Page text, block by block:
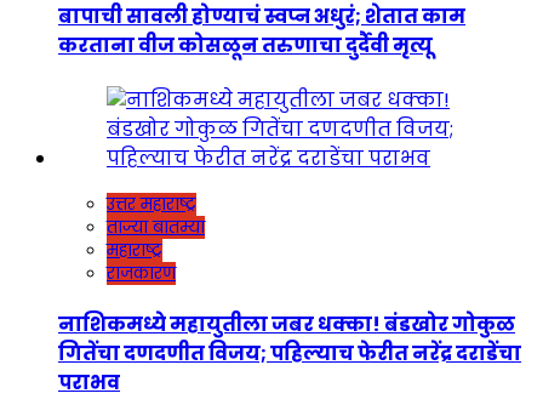
बापाची सावली होण्याचं स्वप्न अधुरं; शेतात काम
करताना वीज कोसळून तरुणाचा दुर्दैवी मृत्यू
उत्तर महाराष्ट्र
ताज्या बातम्या
महाराष्ट्र
राजकारण
नाशिकमध्ये महायुतीला जबर धक्का! बंडखोर गोकुळ
गितेंचा दणदणीत विजय; पहिल्याच फेरीत नरेंद्र दराडेंचा
पराभव